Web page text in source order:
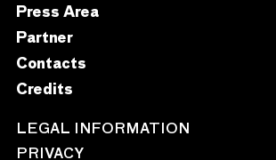
Press Area
Partner
Contacts
Credits
LEGAL INFORMATION
PRIVACY